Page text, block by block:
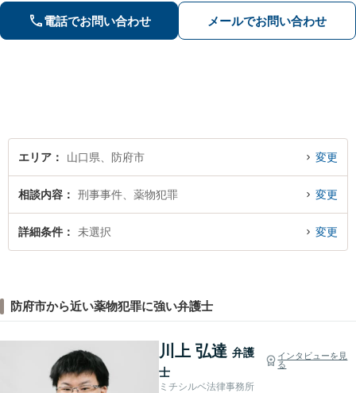
心してお任せください。【夜間対応】
電話でお問い合わせ メールでお問い合わせ
エリア 山口県、防府市 変更
相談内容 刑事事件、薬物犯罪 変更
詳細条件 未選択 変更
防府市から近い薬物犯罪に強い弁護士
川上 弘達 弁護
士
インタビューを見
る
ミチシルベ法律事務所